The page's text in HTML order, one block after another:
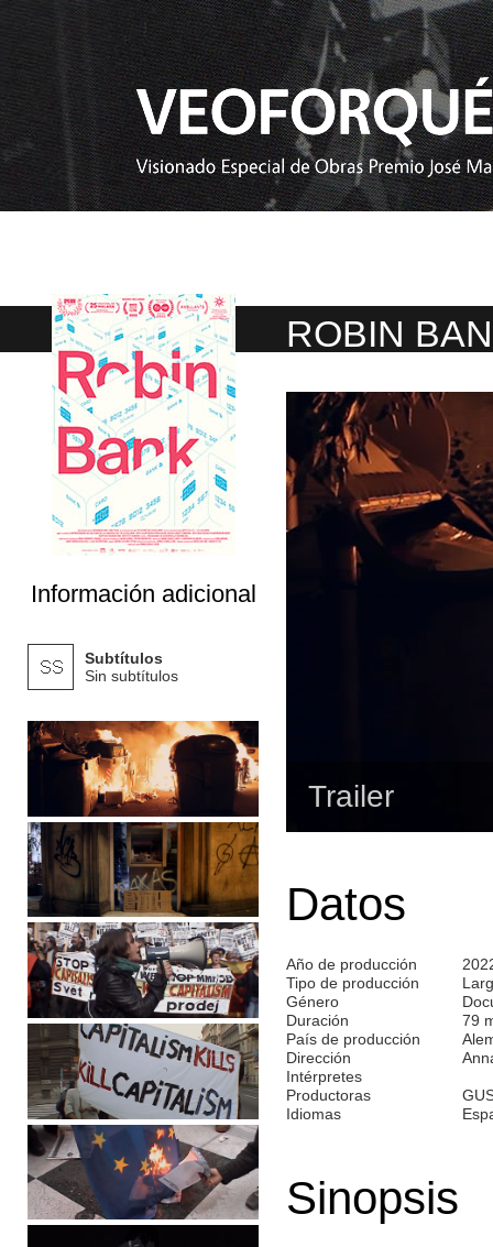
Información adicional
Subtítulos
Sin subtítulos
ROBIN
Trailer
Datos
Año de producción
Tipo de producción
Género
Duración
79
País de producción
Dirección
Intérpretes
Productoras
Idiomas
Sinopsis